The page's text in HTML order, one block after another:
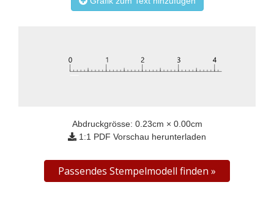
Abdruckgrösse: 0.23cm × 0.00cm
1:1 PDF Vorschau herunterladen
Passendes Stempelmodell finden